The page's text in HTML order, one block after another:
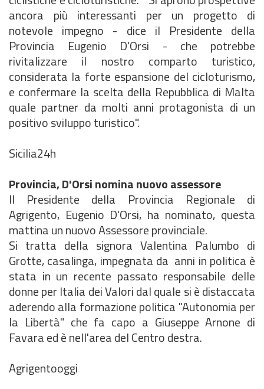
ancora più interessanti per un progetto di
notevole impegno - dice il Presidente della
Provincia Eugenio D'Orsi - che potrebbe
rivitalizzare il nostro comparto turistico,
considerata la forte espansione del cicloturismo,
e confermare la scelta della Repubblica di Malta
quale partner da molti anni protagonista di un
positivo sviluppo turistico".
Sicilia24h
Provincia, D'Orsi nomina nuovo assessore
Il Presidente della Provincia Regionale di
Agrigento, Eugenio D'Orsi, ha nominato, questa
mattina un nuovo Assessore provinciale.
Si tratta della signora Valentina Palumbo di
Grotte, casalinga, impegnata da anni in politica è
stata in un recente passato responsabile delle
donne per Italia dei Valori dal quale si è distaccata
aderendo alla formazione politica "Autonomia per
la Libertà" che fa capo a Giuseppe Arnone di
Favara ed è nell'area del Centro destra.
Agrigentooggi